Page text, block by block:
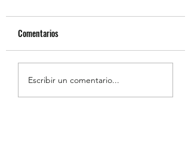
Resumen de la Semana de
Comentarios
Escribir un comentario...